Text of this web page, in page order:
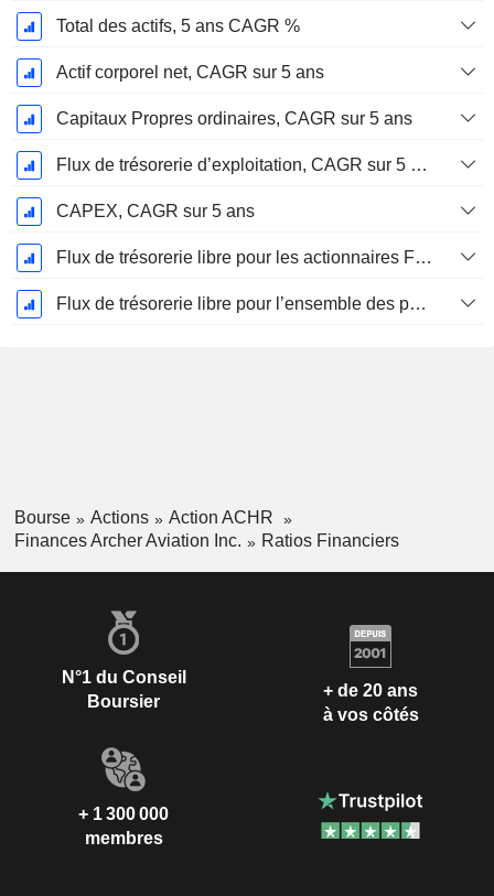
Total des actifs, 5 ans CAGR %
Actif corporel net, CAGR sur 5 ans
Capitaux Propres ordinaires, CAGR sur 5 ans
Flux de trésorerie d’exploitation, CAGR sur 5 ans
CAPEX, CAGR sur 5 ans
Flux de trésorerie libre pour les actionnaires FCFE, CAGR sur 5 ans
Flux de trésorerie libre pour l’ensemble des pourvoyeurs de fonds (créanciers et actionnaires) FCFF, CAGR sur 5 ans
Bourse Actions
Action ACHR
Finances Archer Aviation Inc.
Ratios Financiers
N°1 du Conseil
Boursier
+ de 20 ans
à vos côtés
+ 1 300 000
membres